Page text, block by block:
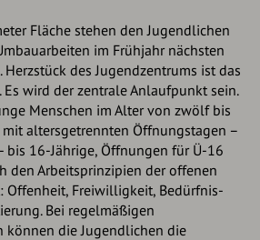
Fläche stehen den Jugendlichen
im Frühjahr nächsten
Herzstück des Jugendzentrums ist das
Es wird der zentrale Anlaufpunkt sein.
Menschen im Alter von zwölf bis
altersgetrennten Öffnungstagen –
bis 16-Jährige, Öffnungen für Ü-16
den Arbeitsprinzipien der offenen
Offenheit, Freiwilligkeit, Bedürfnis-
Bei regelmäßigen
können die Jugendlichen die